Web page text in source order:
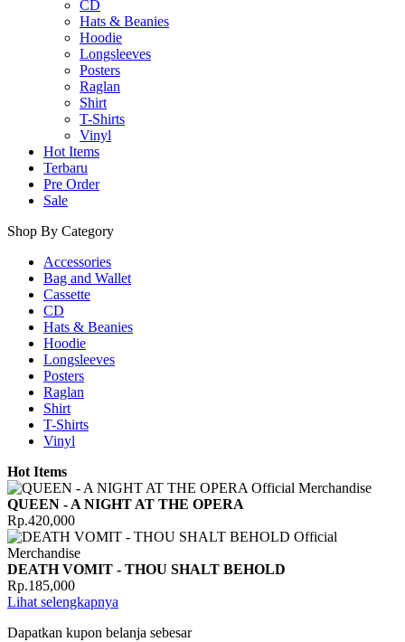
CD
Hats & Beanies
Hoodie
Longsleeves
Posters
Raglan
Shirt
T-Shirts
Vinyl
Hot Items
Terbaru
Pre Order
Sale
Shop By Category
Accessories
Bag and Wallet
Cassette
CD
Hats & Beanies
Hoodie
Longsleeves
Posters
Raglan
Shirt
T-Shirts
Vinyl
Hot Items
QUEEN - A NIGHT AT THE OPERA
Rp.420,000
DEATH VOMIT - THOU SHALT BEHOLD
Rp.185,000
Lihat selengkapnya
Dapatkan kupon belanja sebesar